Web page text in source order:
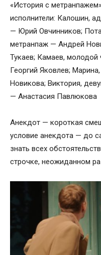
«История с
исполнители: Калошин,
— Юрий Овчинников;
метранпаж — Андрей
Тукаев; Камаев, молодой
Георгий Яковлев;
Новикова; Виктория,
— Анастасия Павлюкова
Анекдот — короткая
условие анекдота — до
знать всех
строчке, неожиданном